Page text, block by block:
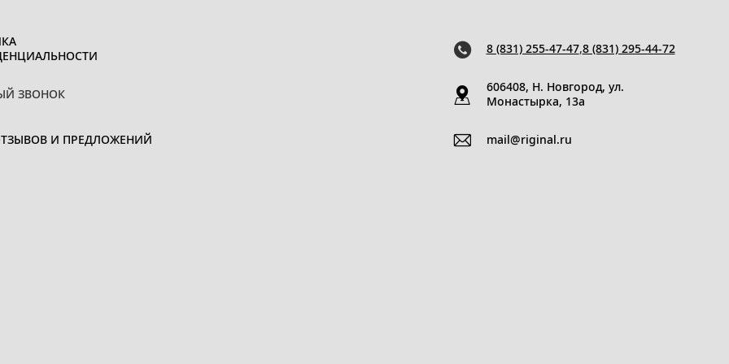
ЗВОНОК
И ПРЕДЛОЖЕНИЙ
8 (831) 255-47-47,8 (831) 295-44-72
606408, Н. Новгород, ул.
Монастырка, 13a
mail@riginal.ru